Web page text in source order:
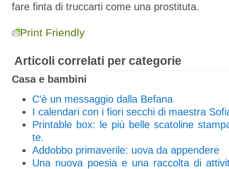
fare finta di truccarti come una prostituta.
Print Friendly
Articoli correlati per categorie
Casa e bambini
C'è un messaggio dalla Befana
I calendari con i fiori secchi di maestra
Printable box: le più belle scatoline
te.
Addobbo primaverile: uova da appendere
Una nuova poesia e una raccolta di